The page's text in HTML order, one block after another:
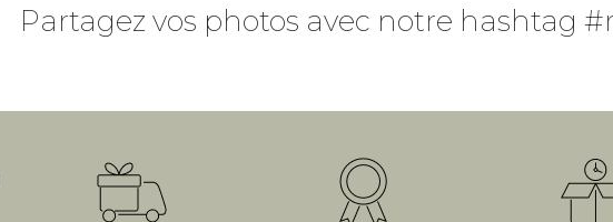
Partagez vos photos avec notre hashtag